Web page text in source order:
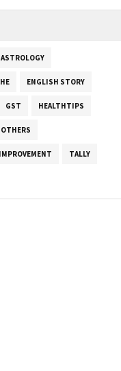
ASTROLOGY
ENGLISH STORY
GST HEALTHTIPS
OTHERS
TALLY